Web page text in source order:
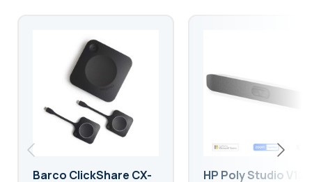
Barco ClickShare CX-
HP Poly Studio V12